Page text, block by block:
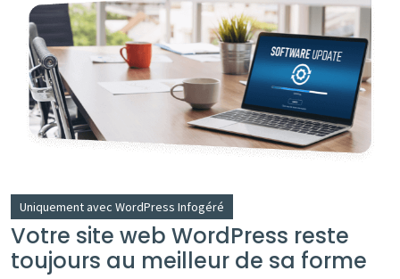
Uniquement avec WordPress Infogéré
Votre site web WordPress reste
toujours au meilleur de sa forme